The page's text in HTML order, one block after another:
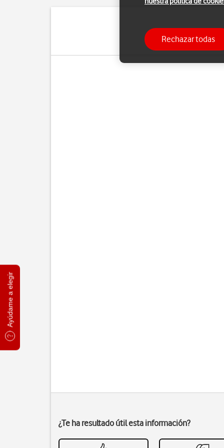
Ayúdame a elegir
Puedes enviar y
¿Te ha resultado útil esta información?
Rechazar todas